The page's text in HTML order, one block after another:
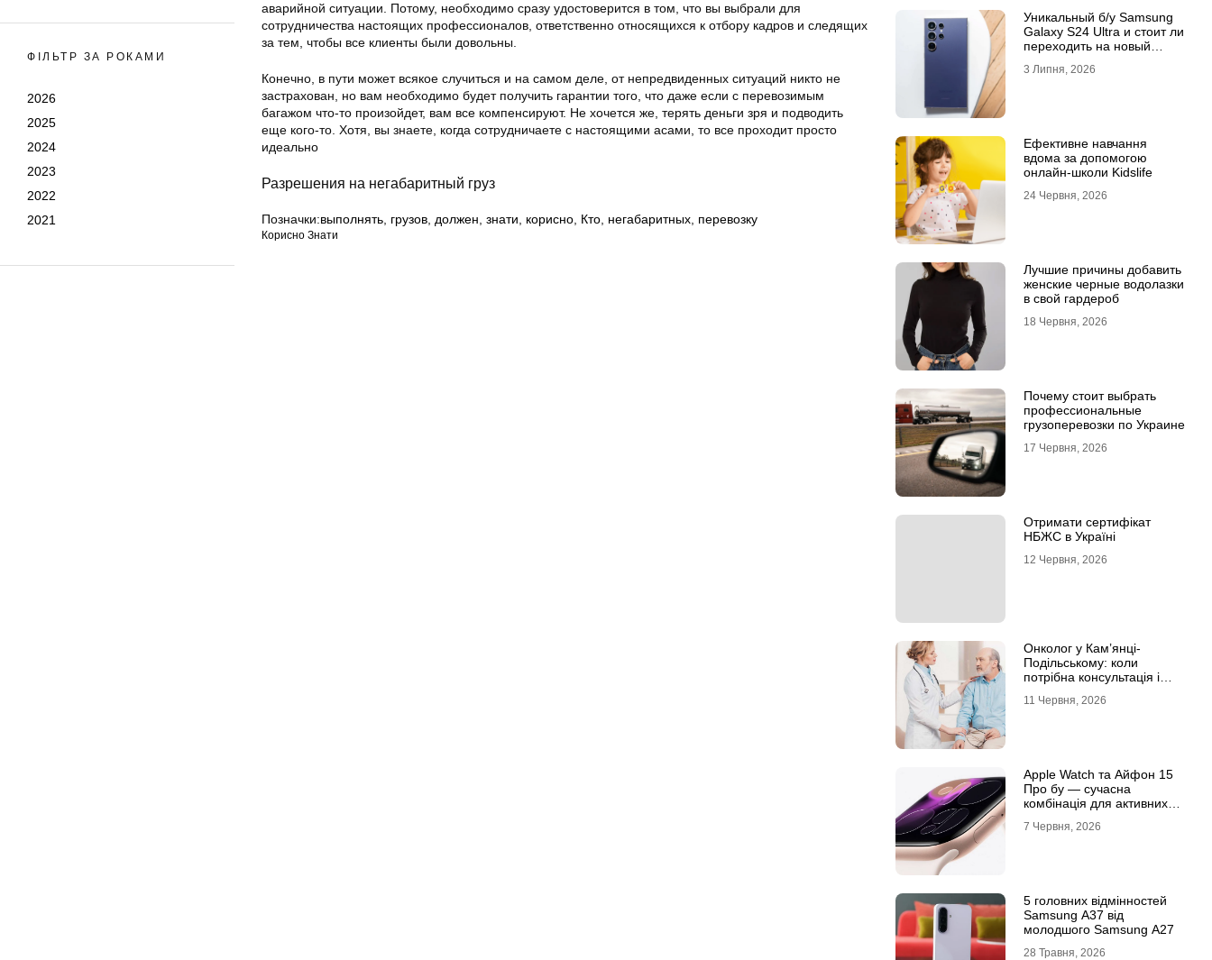
ФІЛЬТР ЗА РОКАМИ
2026
2025
2024
2023
2022
2021
аварийной ситуации. Потому, необходимо сразу удостоверится в том, что вы выбрали для
сотрудничества настоящих профессионалов, ответственно относящихся к отбору кадров и следящих
за тем, чтобы все клиенты были довольны.
Конечно, в пути может всякое случиться и на самом деле, от непредвиденных ситуаций никто не
застрахован, но вам необходимо будет получить гарантии того, что даже если с перевозимым
багажом что-то произойдет, вам все компенсируют. Не хочется же, терять деньги зря и подводить
еще кого-то. Хотя, вы знаете, когда сотрудничаете с настоящими асами, то все проходит просто
идеально
Разрешения на негабаритный груз
Позначки:выполнять, грузов, должен, знати, корисно, Кто, негабаритных, перевозку
Корисно Знати
Уникальный б/у Samsung
Galaxy S24 Ultra и стоит ли
переходить на новый
3 Липня, 2026
Ефективне навчання
вдома за допомогою
онлайн-школи Kidslife
24 Червня, 2026
Лучшие причины добавить
женские черные водолазки
в свой гардероб
18 Червня, 2026
Почему стоит выбрать
профессиональные
грузоперевозки по Украине
17 Червня, 2026
Отримати сертифікат
НБЖС в Україні
12 Червня, 2026
Онколог у Кам’янці-
Подільському: коли
потрібна консультація і
обстеження?
11 Червня, 2026
Apple Watch та Айфон 15
Про бу — сучасна
комбінація для активних
7 Червня, 2026
5 головних відмінностей
Samsung A37 від
молодшого Samsung A27
28 Травня, 2026